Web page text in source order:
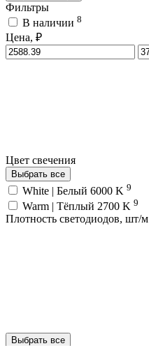
Фильтры
В наличии 8
Цена, ₽
Цвет свечения
Выбрать все
White | Белый 6000 K 9
Warm | Тёплый 2700 K 9
Плотность светодиодов, шт/м
Выбрать все